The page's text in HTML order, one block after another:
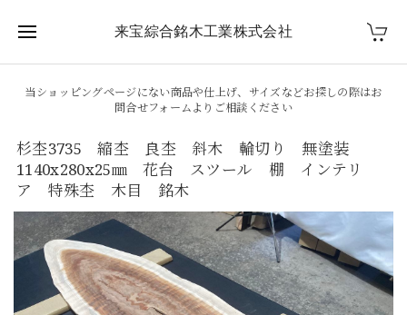
来宝綜合銘木工業株式会社
当ショッピングページにない商品や仕上げ、サイズなどお探しの際はお
問合せフォームよりご相談ください
杉杢3735 縮杢 良杢 斜木 輪切り 無塗装
1140x280x25㎜ 花台 スツール 棚 インテリ
ア 特殊杢 木目 銘木